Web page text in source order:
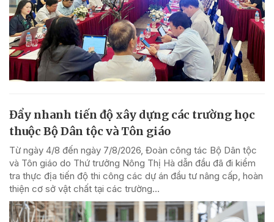
Đẩy nhanh tiến độ xây dựng các trường học
thuộc Bộ Dân tộc và Tôn giáo
Từ ngày 4/8 đến ngày 7/8/2026, Đoàn công tác Bộ Dân tộc
và Tôn giáo do Thứ trưởng Nông Thị Hà dẫn đầu đã đi kiểm
tra thực địa tiến độ thi công các dự án đầu tư nâng cấp, hoàn
thiện cơ sở vật chất tại các trường...